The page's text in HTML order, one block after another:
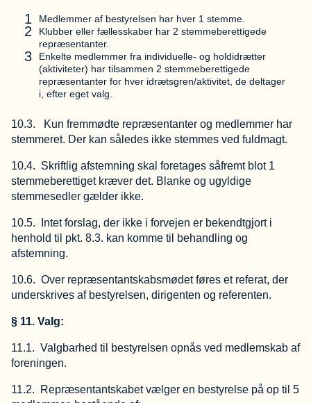
Medlemmer af bestyrelsen har hver 1 stemme.
Klubber eller fællesskaber har 2 stemmeberettigede
repræsentanter.
Enkelte medlemmer fra individuelle- og holdidrætter
(aktiviteter) har tilsammen 2 stemmeberettigede
repræsentanter for hver idrætsgren/aktivitet, de deltager
i, efter eget valg.
10.3. Kun fremmødte repræsentanter og medlemmer har
stemmeret. Der kan således ikke stemmes ved fuldmagt.
10.4. Skriftlig afstemning skal foretages såfremt blot 1
stemmeberettiget kræver det. Blanke og ugyldige
stemmesedler gælder ikke.
10.5. Intet forslag, der ikke i forvejen er bekendtgjort i
henhold til pkt. 8.3. kan komme til behandling og
afstemning.
10.6. Over repræsentantskabsmødet føres et referat, der
underskrives af bestyrelsen, dirigenten og referenten.
§ 11. Valg:
11.1. Valgbarhed til bestyrelsen opnås ved medlemskab af
foreningen.
11.2. Repræsentantskabet vælger en bestyrelse på op til 5